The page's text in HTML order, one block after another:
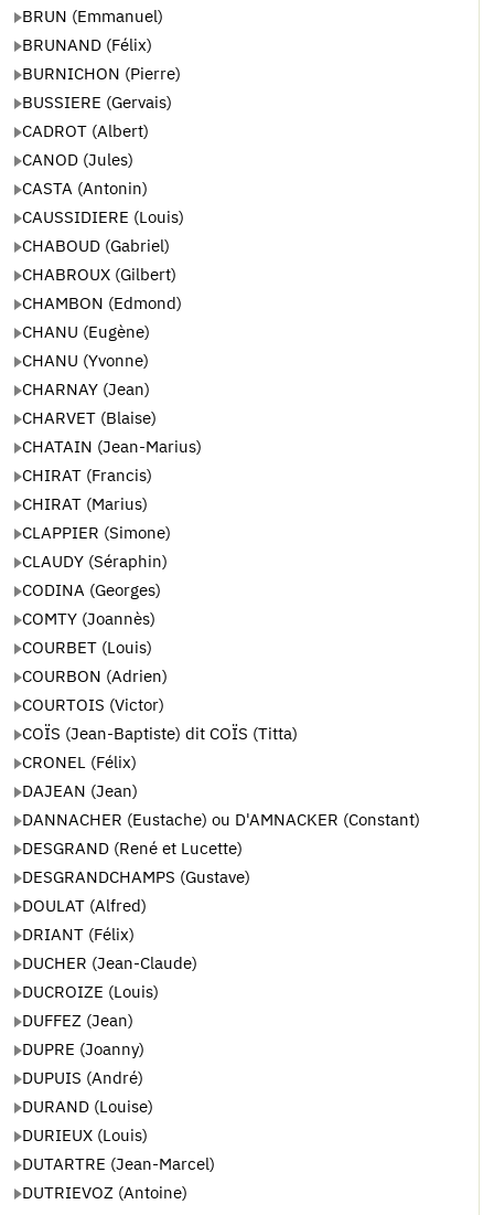
BRUN (Emmanuel)
BRUNAND (Félix)
BURNICHON (Pierre)
BUSSIERE (Gervais)
CADROT (Albert)
CANOD (Jules)
CASTA (Antonin)
CAUSSIDIERE (Louis)
CHABOUD (Gabriel)
CHABROUX (Gilbert)
CHAMBON (Edmond)
CHANU (Eugène)
CHANU (Yvonne)
CHARNAY (Jean)
CHARVET (Blaise)
CHATAIN (Jean-Marius)
CHIRAT (Francis)
CHIRAT (Marius)
CLAPPIER (Simone)
CLAUDY (Séraphin)
CODINA (Georges)
COMTY (Joannès)
COURBET (Louis)
COURBON (Adrien)
COURTOIS (Victor)
COÏS (Jean-Baptiste) dit COÏS (Titta)
CRONEL (Félix)
DAJEAN (Jean)
DANNACHER (Eustache) ou D'AMNACKER (Constant)
DESGRAND (René et Lucette)
DESGRANDCHAMPS (Gustave)
DOULAT (Alfred)
DRIANT (Félix)
DUCHER (Jean-Claude)
DUCROIZE (Louis)
DUFFEZ (Jean)
DUPRE (Joanny)
DUPUIS (André)
DURAND (Louise)
DURIEUX (Louis)
DUTARTRE (Jean-Marcel)
DUTRIEVOZ (Antoine)